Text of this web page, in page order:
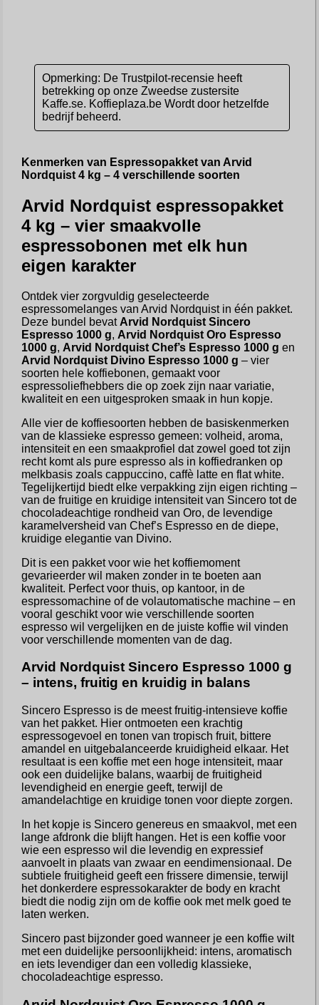
Opmerking: De Trustpilot-recensie heeft
betrekking op onze Zweedse zustersite
Kaffe.se. Koffieplaza.be Wordt door hetzelfde
bedrijf beheerd.
Kenmerken van Espressopakket van Arvid
Nordquist 4 kg – 4 verschillende soorten
Arvid Nordquist espressopakket
4 kg – vier smaakvolle
espressobonen met elk hun
eigen karakter
Ontdek vier zorgvuldig geselecteerde
espressomelanges van Arvid Nordquist in één pakket.
Deze bundel bevat Arvid Nordquist Sincero
Espresso 1000 g, Arvid Nordquist Oro Espresso
1000 g, Arvid Nordquist Chef’s Espresso 1000 g en
Arvid Nordquist Divino Espresso 1000 g – vier
soorten hele koffiebonen, gemaakt voor
espressoliefhebbers die op zoek zijn naar variatie,
kwaliteit en een uitgesproken smaak in hun kopje.
Alle vier de koffiesoorten hebben de basiskenmerken
van de klassieke espresso gemeen: volheid, aroma,
intensiteit en een smaakprofiel dat zowel goed tot zijn
recht komt als pure espresso als in koffiedranken op
melkbasis zoals cappuccino, caffè latte en flat white.
Tegelijkertijd biedt elke verpakking zijn eigen richting –
van de fruitige en kruidige intensiteit van Sincero tot de
chocoladeachtige rondheid van Oro, de levendige
karamelversheid van Chef’s Espresso en de diepe,
kruidige elegantie van Divino.
Dit is een pakket voor wie het koffiemoment
gevarieerder wil maken zonder in te boeten aan
kwaliteit. Perfect voor thuis, op kantoor, in de
espressomachine of de volautomatische machine – en
vooral geschikt voor wie verschillende soorten
espresso wil vergelijken en de juiste koffie wil vinden
voor verschillende momenten van de dag.
Arvid Nordquist Sincero Espresso 1000 g
– intens, fruitig en kruidig in balans
Sincero Espresso is de meest fruitig-intensieve koffie
van het pakket. Hier ontmoeten een krachtig
espressogevoel en tonen van tropisch fruit, bittere
amandel en uitgebalanceerde kruidigheid elkaar. Het
resultaat is een koffie met een hoge intensiteit, maar
ook een duidelijke balans, waarbij de fruitigheid
levendigheid en energie geeft, terwijl de
amandelachtige en kruidige tonen voor diepte zorgen.
In het kopje is Sincero genereus en smaakvol, met een
lange afdronk die blijft hangen. Het is een koffie voor
wie een espresso wil die levendig en expressief
aanvoelt in plaats van zwaar en eendimensionaal. De
subtiele fruitigheid geeft een frissere dimensie, terwijl
het donkerdere espressokarakter de body en kracht
biedt die nodig zijn om de koffie ook met melk goed te
laten werken.
Sincero past bijzonder goed wanneer je een koffie wilt
met een duidelijke persoonlijkheid: intens, aromatisch
en iets levendiger dan een volledig klassieke,
chocoladeachtige espresso.